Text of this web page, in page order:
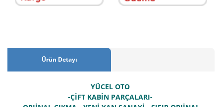
Ürün Detayı
YÜCEL OTO
-ÇİFT KABİN PARÇALARI-